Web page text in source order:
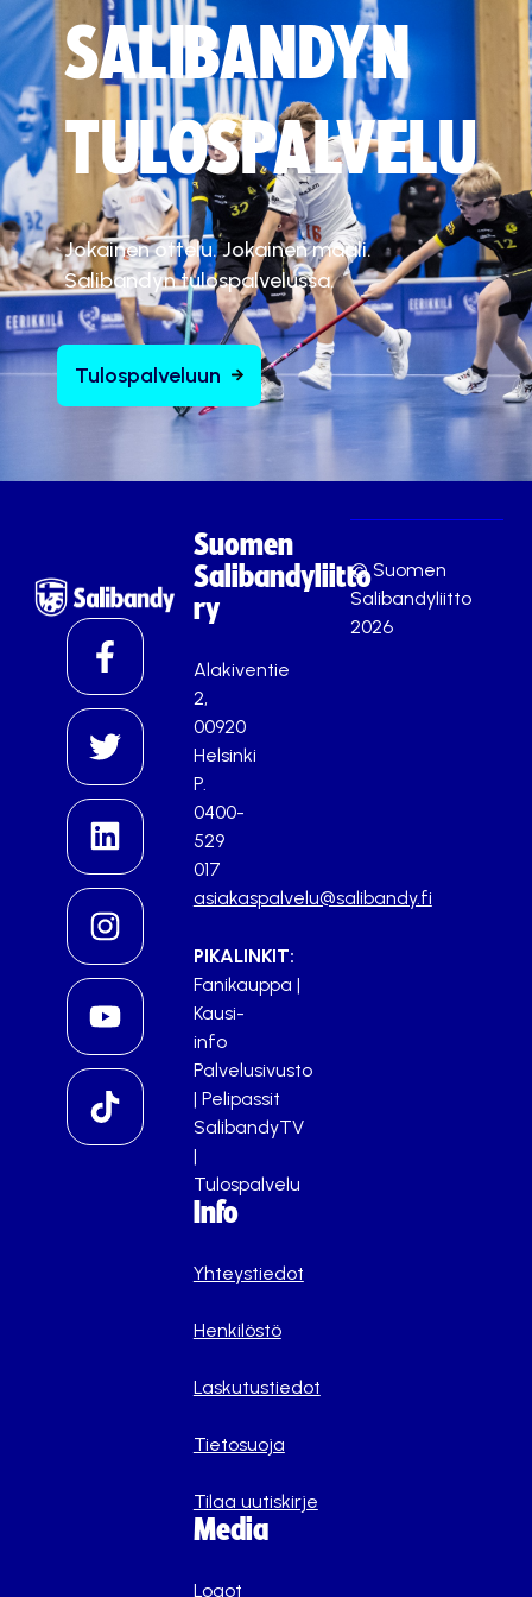
SALIBANDYN
TULOSPALVELU
Jokainen ottelu. Jokainen maali.
Salibandyn tulospalvelussa.
Tulospalveluun
Suomen
Salibandyliitto
ry
Alakiventie
2,
00920
Helsinki
P.
0400-
529
017
asiakaspalvelu@salibandy.fi
PIKALINKIT:
Fanikauppa |
Kausi-
info
Palvelusivusto
| Pelipassit
SalibandyTV
|
Tulospalvelu
Info
Yhteystiedot
Henkilöstö
Laskutustiedot
Tietosuoja
Tilaa uutiskirje
Media
Logot
© Suomen
Salibandyliitto
2026